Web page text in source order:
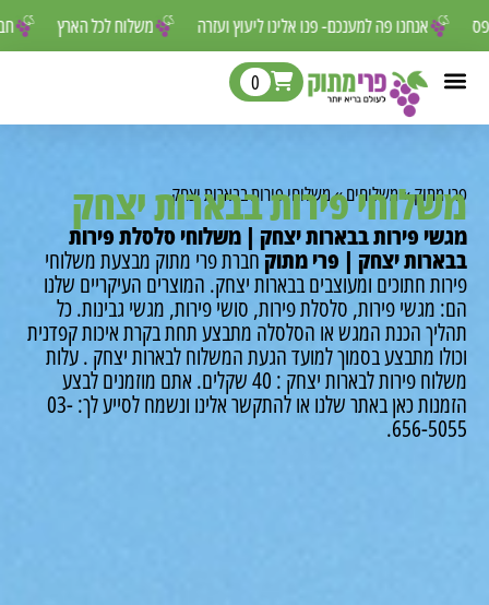
משלוח לכל הארץ אנחנו פה למענכם- פנו אלינו ליעוץ ועזרה לפספס
0
»משלוחים»משלוחי פירות בבארות יצחק
פירות בבארות יצחק
פירות בבארות יצחק | משלוחי סלסלת פירות
יצחק | פרי מתוק חברת פרי מתוק מבצעת משלוחי
חתוכים ומעוצבים בבארות יצחק.המוצרים העיקריים שלנו
פירות, סלסלת פירות, סושי פירות, מגשי גבינות.כל
הכנת המגש או הסלסלה מתבצע תחת בקרת איכות קפדנית
מתבצע בסמוך למועד הגעת המשלוח לבארות יצחק .עלות
פירות לבארות יצחק : 40 שקלים. אתם מוזמנים לבצע
הזמנות כאן באתר שלנו או להתקשר אלינו ונשמח לסייע לך: 03-
656-